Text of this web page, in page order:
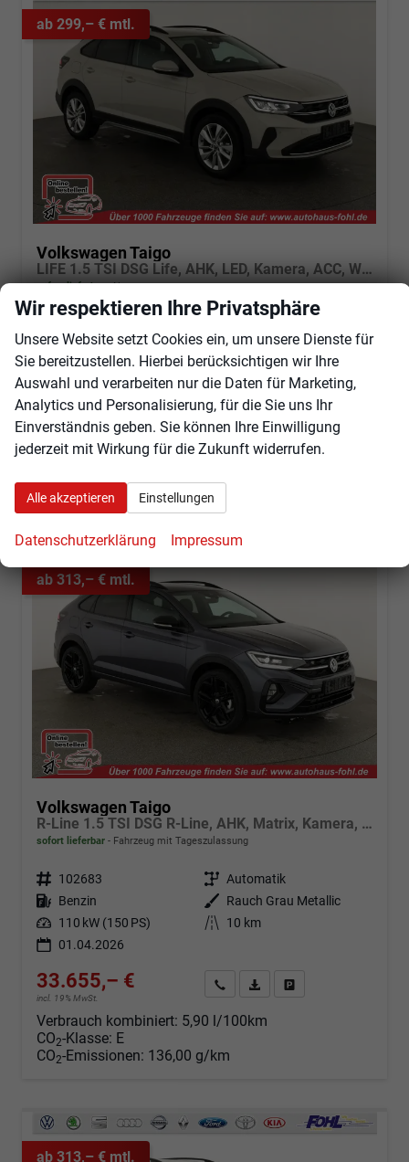
ab 299,– € mtl.
Volkswagen Taigo
LIFE 1.5 TSI DSG Life, AHK, LED, Kamera, ACC, Winter, 17-Zoll
sofort lieferbar Neuwagen
Kraftstoff
Benzin Außenfarbe Ascotgrau
Leistung 110 kW (150 PS) Kilometerstand 10 km
32.155,– €
incl. 19% MwSt.
Angebot anfordern
Fahrzeugexpose (PDF)
Fahrzeug parken
Verbrauch kombiniert:5,90 l/100km
CO2-Emissionen:135,00 g/km
ab 313,– € mtl.
Volkswagen Taigo
R-Line 1.5 TSI DSG R-Line, AHK, Matrix, Kamera, ACC, Winter, 4 J.-Garantie
sofort lieferbar Fahrzeug mit Tageszulassung
Fahrzeugnr. 102683 Getriebe Automatik
Kraftstoff Benzin Außenfarbe
Rauch Grau Metallic
Leistung 110 kW (150 PS) Kilometerstand
10 km
01.04.2026
33.655,– €
incl. 19% MwSt.
Angebot anfordern
Fahrzeugexpose (PDF)
Verbrauch kombiniert: 5,90 l/100km
CO2-Klasse: E
CO2-Emissionen: 136,00 g/km
ab 313,– € mtl.
Wir respektieren Ihre Privatsphäre
Unsere Website setzt Cookies ein, um unsere Dienste für
Sie bereitzustellen. Hierbei berücksichtigen wir Ihre
Auswahl und verarbeiten nur die Daten für Marketing,
Analytics und Personalisierung, für die Sie uns Ihr
Einverständnis geben. Sie können Ihre Einwilligung
jederzeit mit Wirkung für die Zukunft widerrufen.
Alle akzeptieren Einstellungen
Datenschutzerklärung Impressum